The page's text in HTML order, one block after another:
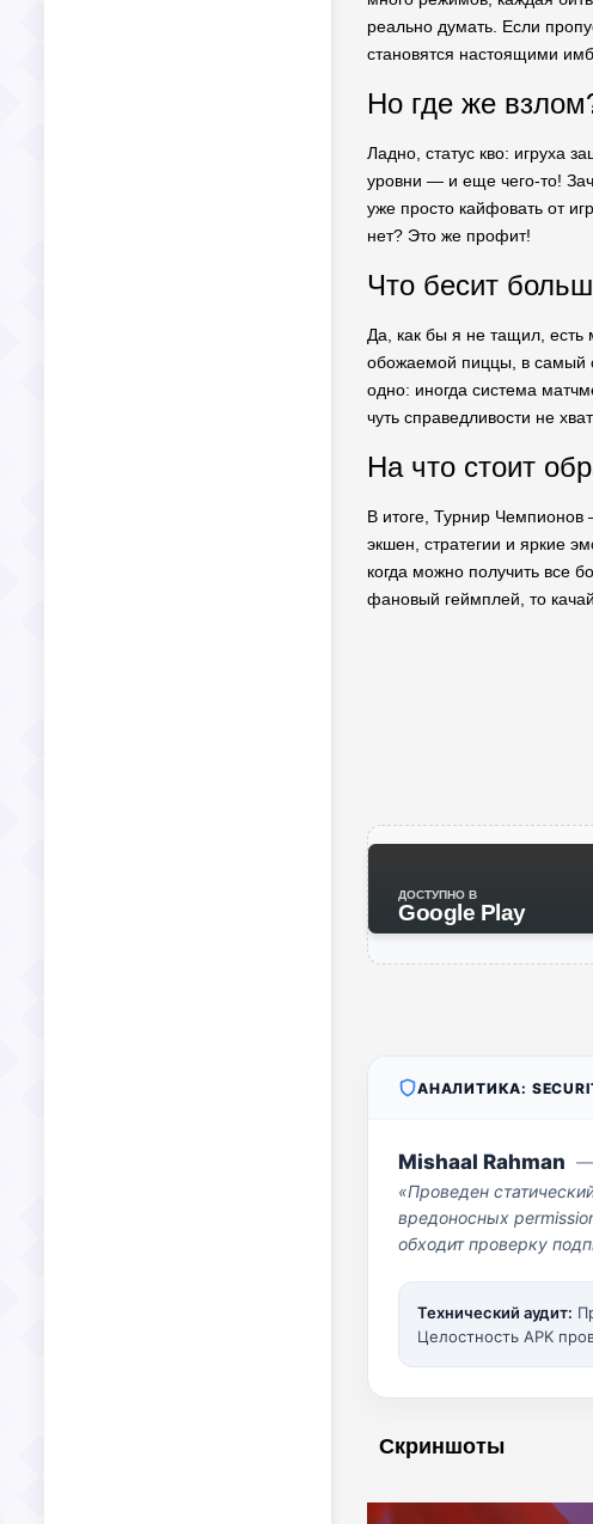
реально думать. Если
становятся настоящими
Но где же
Ладно, статус кво: игруха
уровни — и еще чего-то!
уже просто кайфовать от
нет? Это же профит!
Что бесит
Да, как бы я не тащил, есть
обожаемой пиццы, в самый
одно: иногда система
чуть справедливости не
На что стоит
В итоге, Турнир Чемпионов
экшен, стратегии и яркие
когда можно получить все
фановый геймплей, то
ДОСТУПНО В
Google Play
АНАЛИТИКА:
Mishaal Rahman —
«Проведен
вредоносных
обходит проверку
Технический аудит:
Целостность APK
Скриншоты